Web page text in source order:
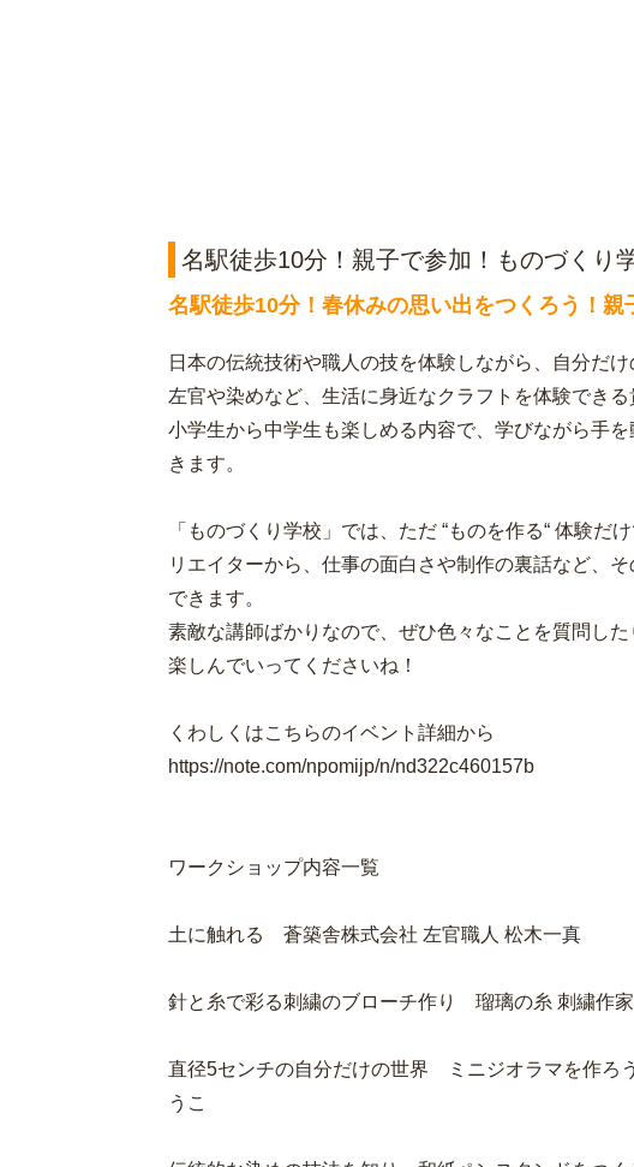
名駅徒歩10分！親子で参加！ものづくり
名駅徒歩10分！春休みの思い出をつくろう！親
日本の伝統技術や職人の技を体験しながら、自分だ
左官や染めなど、生活に身近なクラフトを体験できる
小学生から中学生も楽しめる内容で、学びながら手
きます。
「ものづくり学校」では、ただ “ものを作る“ 体験だ
リエイターから、仕事の面白さや制作の裏話など、
できます。
素敵な講師ばかりなので、ぜひ色々なことを質問し
楽しんでいってくださいね！
くわしくはこちらのイベント詳細から
https://note.com/npomijp/n/nd322c460157b
ワークショップ内容一覧
土に触れる 蒼築舎株式会社 左官職人 松木一真
針と糸で彩る刺繍のブローチ作り 瑠璃の糸 刺繍作
直径5センチの自分だけの世界 ミニジオラマを作
うこ